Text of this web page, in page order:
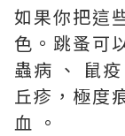
如果你把這
色。跳蚤可
蟲病 、 鼠
丘疹，極度
血 。